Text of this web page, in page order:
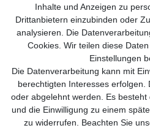
info@sole-
+49
Telefon Support Mo. -
Anrufe aus dem dt. Festnetz zum
Inhalte und Anzeigen zu
Drittanbietern einzubinden oder
analysieren. Die
Cookies. Wir teilen diese
Einstellungen
Die Datenverarbeitung kann mit
berechtigten Interesses erfolgen.
oder abgelehnt werden. Es
und die Einwilligung zu einem
zu widerrufen. Beachten Sie